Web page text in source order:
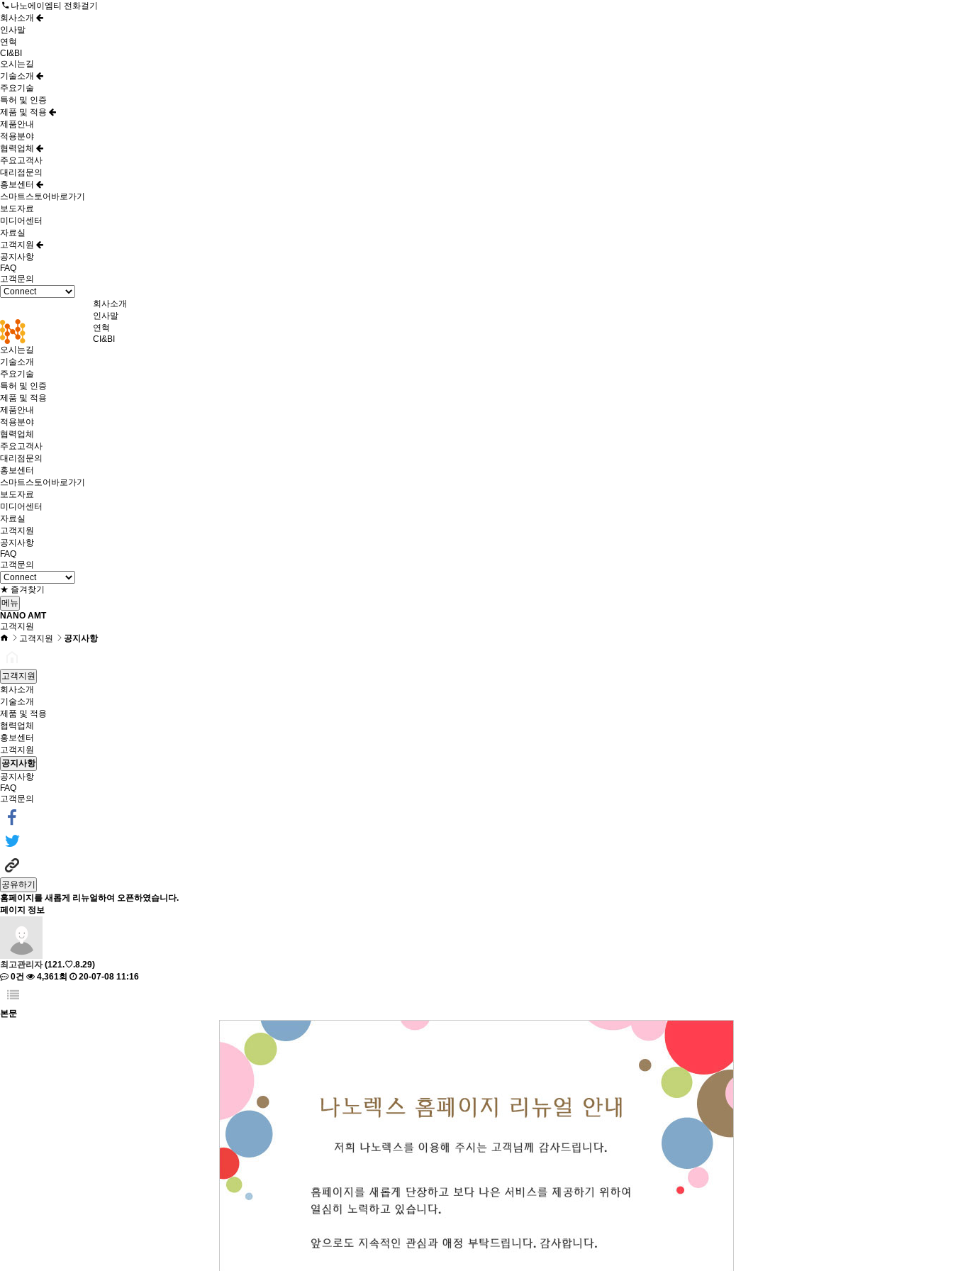
나노에이엠티 전화걸기
회사소개
인사말
연혁
CI&BI
오시는길
기술소개
주요기술
특허 및 인증
제품 및 적용
제품안내
적용분야
협력업체
주요고객사
대리점문의
홍보센터
스마트스토어바로가기
보도자료
미디어센터
자료실
고객지원
공지사항
FAQ
고객문의
회사소개
인사말
연혁
CI&BI
오시는길
기술소개
주요기술
특허 및 인증
제품 및 적용
제품안내
적용분야
협력업체
주요고객사
대리점문의
홍보센터
스마트스토어바로가기
보도자료
미디어센터
자료실
고객지원
공지사항
FAQ
고객문의
★ 즐겨찾기
메뉴
NANO AMT
고객지원
고객지원
공지사항
고객지원
회사소개
기술소개
제품 및 적용
협력업체
홍보센터
고객지원
공지사항
공지사항
FAQ
고객문의
공유하기
홈페이지를 새롭게 리뉴얼하여 오픈하였습니다.
페이지 정보
최고관리자(121.♡.8.29)
0건
4,361회 20-07-08 11:16
본문